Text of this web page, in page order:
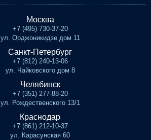
Москва
+7 (495) 730-37-20
ул. Орджоникидзе дом 11
Санкт-Петербург
+7 (812) 240-13-06
ул. Чайковского дом 8
Челябинск
+7 (351) 277-88-20
ул. Рождественского 13/1
Краснодар
+7 (861) 212-10-37
ул. Карасунская 60